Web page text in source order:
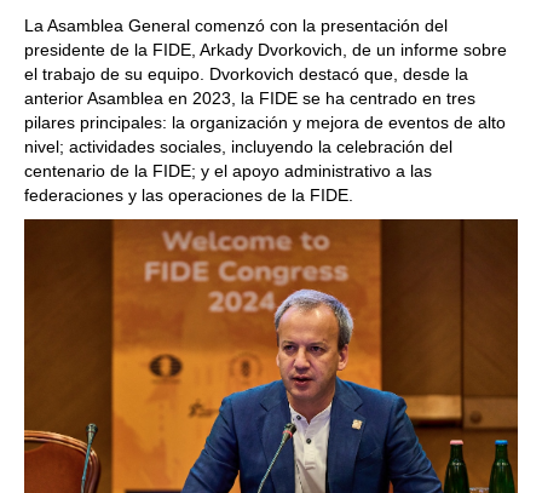
La Asamblea General comenzó con la presentación del
presidente de la FIDE, Arkady Dvorkovich, de un informe sobre
el trabajo de su equipo. Dvorkovich destacó que, desde la
anterior Asamblea en 2023, la FIDE se ha centrado en tres
pilares principales: la organización y mejora de eventos de alto
nivel; actividades sociales, incluyendo la celebración del
centenario de la FIDE; y el apoyo administrativo a las
federaciones y las operaciones de la FIDE.